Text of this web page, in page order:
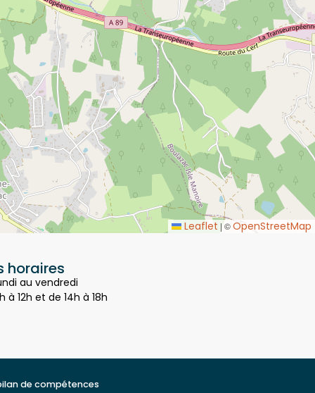
Leaflet|© OpenStreetMap
au vendredi
à 12h et de 14h à 18h